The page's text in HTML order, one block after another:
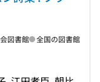
図書館 全国の図書館